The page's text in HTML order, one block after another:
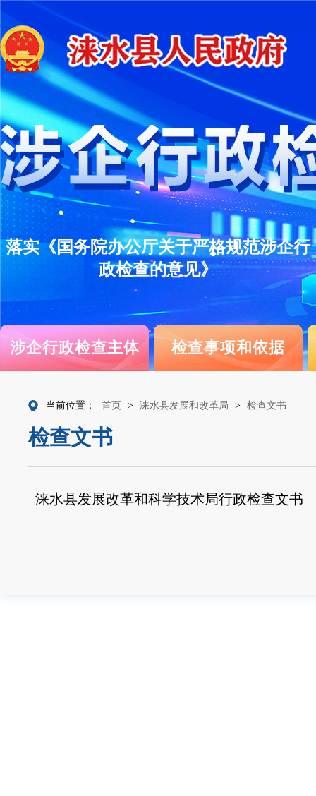
落实《国务院办公厅关于严格规范涉企行
政检查的意见》
涉企行政检查主体 检查事项和依据
当前位置： 首页 > 涞水县发展和改革局 > 检查文书
检查文书
涞水县发展改革和科学技术局行政检查文书